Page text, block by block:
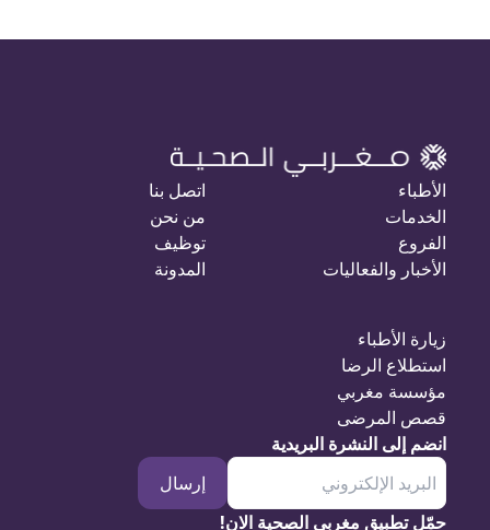
الأطباء
الخدمات
الفروع
الأخبار والفعاليات
اتصل بنا
من نحن
توظيف
المدونة
زيارة الأطباء
استطلاع الرضا
مؤسسة مغربي
قصص المرضى
انضم إلى النشرة البريدية
إرسال
حمّل تطبيق مغربي الصحية الان!